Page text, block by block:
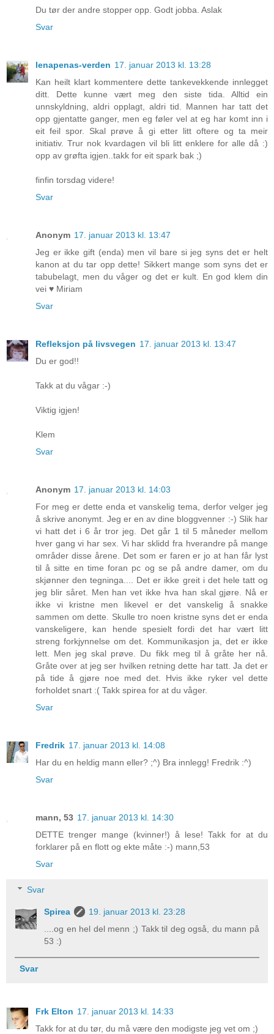
Du tør der andre stopper opp. Godt jobba. Aslak
Svar
lenapenas-verden 17. januar 2013 kl. 13:28
Kan heilt klart kommentere dette tankevekkende innlegget
ditt. Dette kunne vært meg den siste tida. Alltid ein
unnskyldning, aldri opplagt, aldri tid. Mannen har tatt det
opp gjentatte ganger, men eg føler vel at eg har komt inn i
eit feil spor. Skal prøve å gi etter litt oftere og ta meir
initiativ. Trur nok kvardagen vil bli litt enklere for alle då :)
opp av grøfta igjen..takk for eit spark bak ;)
finfin torsdag videre!
Svar
Anonym 17. januar 2013 kl. 13:47
Jeg er ikke gift (enda) men vil bare si jeg syns det er helt
kanon at du tar opp dette! Sikkert mange som syns det er
tabubelagt, men du våger og det er kult. En god klem din
vei ♥ Miriam
Svar
Refleksjon på livsvegen 17. januar 2013 kl. 13:47
Du er god!!
Takk at du vågar :-)
Viktig igjen!
Klem
Svar
Anonym 17. januar 2013 kl. 14:03
For meg er dette enda et vanskelig tema, derfor velger jeg
å skrive anonymt. Jeg er en av dine bloggvenner :-) Slik har
vi hatt det i 6 år tror jeg. Det går 1 til 5 måneder mellom
hver gang vi har sex. Vi har sklidd fra hverandre på mange
områder disse årene. Det som er faren er jo at han får lyst
til å sitte en time foran pc og se på andre damer, om du
skjønner den tegninga.... Det er ikke greit i det hele tatt og
jeg blir såret. Men han vet ikke hva han skal gjøre. Nå er
ikke vi kristne men likevel er det vanskelig å snakke
sammen om dette. Skulle tro noen kristne syns det er enda
vanskeligere, kan hende spesielt fordi det har vært litt
streng forkjynnelse om det. Kommunikasjon ja, det er ikke
lett. Men jeg skal prøve. Du fikk meg til å gråte her nå.
Gråte over at jeg ser hvilken retning dette har tatt. Ja det er
på tide å gjøre noe med det. Hvis ikke ryker vel dette
forholdet snart :( Takk spirea for at du våger.
Svar
Fredrik 17. januar 2013 kl. 14:08
Har du en heldig mann eller? ;^) Bra innlegg! Fredrik :^)
Svar
mann, 53 17. januar 2013 kl. 14:30
DETTE trenger mange (kvinner!) å lese! Takk for at du
forklarer på en flott og ekte måte :-) mann,53
Svar
Svar
Spirea
19. januar 2013 kl. 23:28
....og en hel del menn ;) Takk til deg også, du mann på
53 :)
Svar
Frk Elton 17. januar 2013 kl. 14:33
Takk for at du tør, du må være den modigste jeg vet om ;)